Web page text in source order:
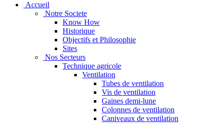
Accueil
Notre Societe
Know How
Historique
Objectifs et Philosophie
Sites
Nos Secteurs
Technique agricole
Ventilation
Tubes de ventilation
Vis de ventilation
Gaines demi-lune
Colonnes de ventilation
Caniveaux de ventilation